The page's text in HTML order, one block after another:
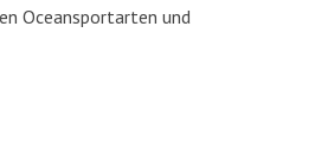
Oceansportarten und